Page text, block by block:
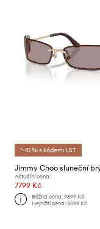
*-10 % s kódem: LST
Jimmy Choo sluneční
Aktuální cena:
7799 Kč
Běžná cena:9899 Kč
Nejnižší cena:8599 Kč